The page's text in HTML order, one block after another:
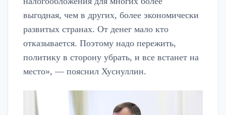
выгодная, чем в других, более экономически
развитых странах. От денег мало кто
отказывается. Поэтому надо пережить,
политику в сторону убрать, и все встанет на
место», — пояснил Хуснуллин.